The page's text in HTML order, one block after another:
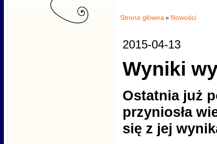
Strona główna » Nowości
2015-04-13
Wyniki
Ostatnia już
przyniosła
się z jej